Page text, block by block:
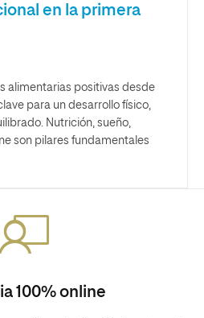
en la primera
alimentarias positivas desde
para un desarrollo físico,
Nutrición, sueño,
son pilares fundamentales
100% online